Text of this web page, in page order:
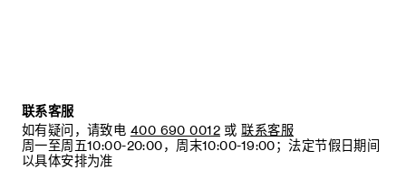
联系客服
如有疑问，请致电 400 690 0012 或 联系客服
周一至周五10:00-20:00，周末10:00-19:00；法定节假日期间
以具体安排为准